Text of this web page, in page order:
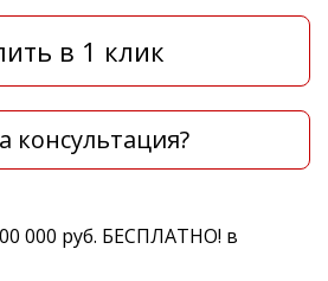
в 1 клик
консультация?
000 руб. БЕСПЛАТНО! в